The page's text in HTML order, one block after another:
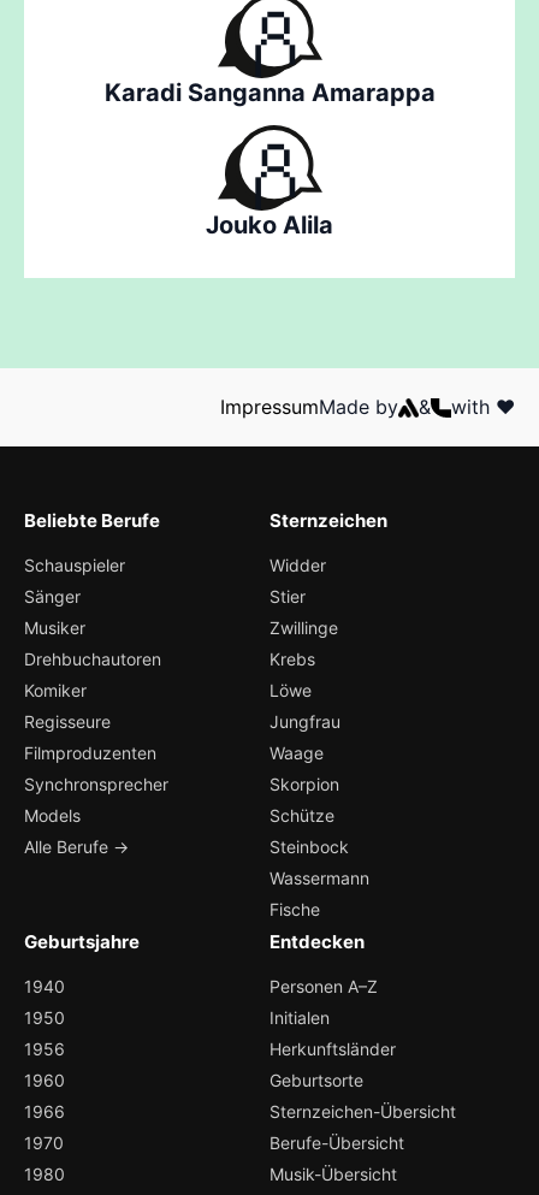
Karadi Sanganna Amarappa
Jouko Alila
ImpressumMade by & with ❤️
Beliebte Berufe
Schauspieler
Sänger
Musiker
Drehbuchautoren
Komiker
Regisseure
Filmproduzenten
Synchronsprecher
Models
Alle Berufe →
Sternzeichen
Widder
Stier
Zwillinge
Krebs
Löwe
Jungfrau
Waage
Skorpion
Schütze
Steinbock
Wassermann
Fische
Geburtsjahre
1940
1950
1956
1960
1966
1970
1980
Entdecken
Personen A–Z
Initialen
Herkunftsländer
Geburtsorte
Sternzeichen-Übersicht
Berufe-Übersicht
Musik-Übersicht